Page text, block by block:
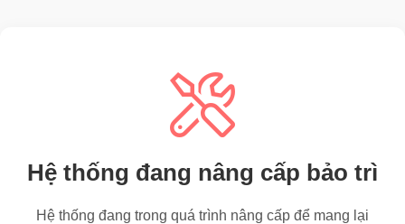
Hệ thống đang nâng cấp bảo trì
Hệ thống đang trong quá trình nâng cấp để mang lại